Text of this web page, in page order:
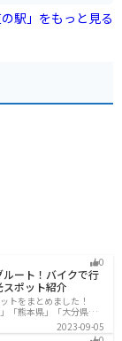
。道の駅で休憩を取
いかがでしょうか。
ができます。ま
海産物なども販売
。
の駅」をもっと見る
0
ート！バイクで行
ポット紹介
トをまとめました！
「熊本県」「大分県」
観光地紹介します。自
し、四季折々の景色を
2023-09-05